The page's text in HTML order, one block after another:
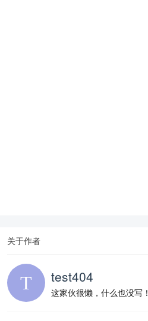
关于作者
test404
这家伙很懒，什么也没写！